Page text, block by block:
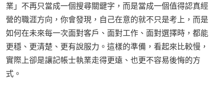
業」不再只當成一個搜尋關鍵字，而是當成一個值得認真經
營的職涯方向，你會發現，自己在意的就不只是考上，而是
如何在未來每一次面對客戶、面對工作、面對選擇時，都能
更穩、更清楚、更有說服力。這樣的準備，看起來比較慢，
實際上卻是讓記帳士執業走得更遠、也更不容易後悔的方
式。